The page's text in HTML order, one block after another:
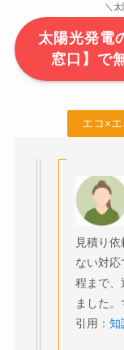
＼
太陽光発電
窓口】で
エコ×
見積り
ない対応
程まで、
ました
引用： 知